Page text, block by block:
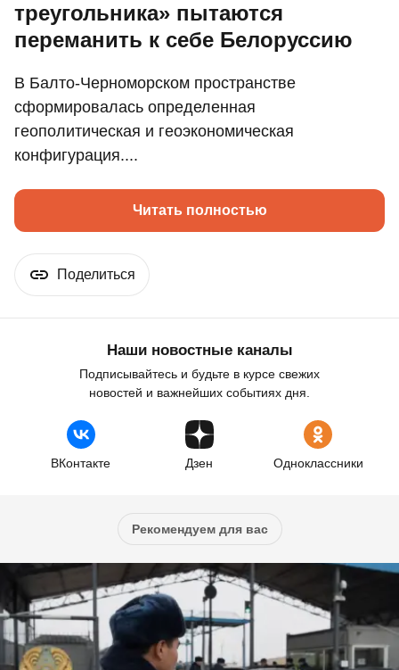
треугольника» пытаются
переманить к себе Белоруссию
В Балто-Черноморском пространстве
сформировалась определенная
геополитическая и геоэкономическая
конфигурация....
Читать полностью
Поделиться
Наши новостные каналы
Подписывайтесь и будьте в курсе свежих
новостей и важнейших событиях дня.
ВКонтакте Дзен Одноклассники
Рекомендуем для вас